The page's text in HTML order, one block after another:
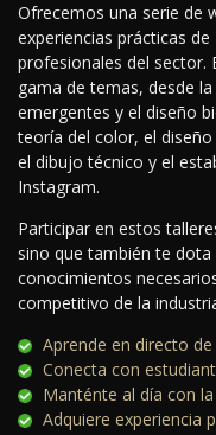
Ofrecemos una serie de
experiencias prácticas
profesionales del sector.
gama de temas, desde
emergentes y el diseño
teoría del color, el
el dibujo técnico y el
Instagram.
Participar en estos
sino que también te dota
conocimientos
competitivo de la
Aprende en directo
Conecta con
Manténte al día con
Adquiere experiencia